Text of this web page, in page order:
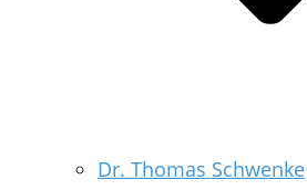
Dr. Thomas Schwenke